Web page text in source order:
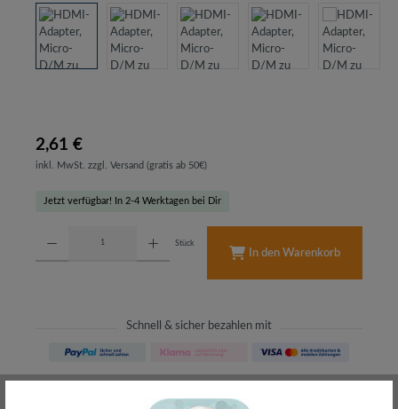
2,61 €
inkl. MwSt. zzgl. Versand (gratis ab 50€)
Jetzt verfügbar! In 2-4 Werktagen bei Dir
Stück
In den Warenkorb
Schnell & sicher bezahlen mit